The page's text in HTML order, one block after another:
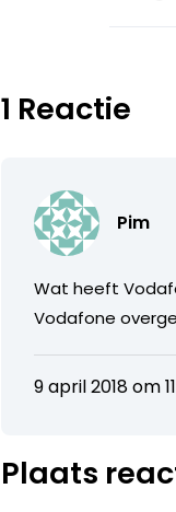
1 Reactie
Pim
Wat heeft
Vodafone
9 april 2018 om
Plaats